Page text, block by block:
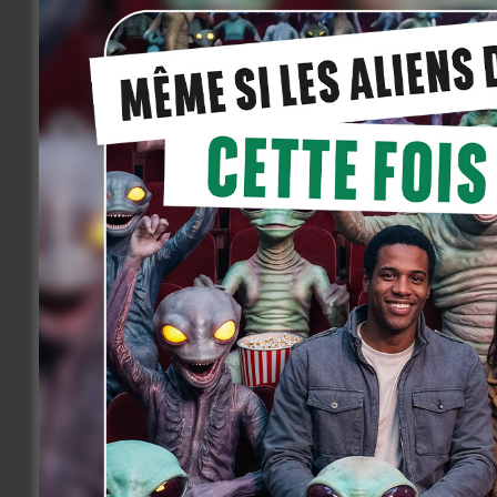
enchaîner les fêtes, cuites et nuits
leur arrivée. Mais, pour la jeune Tara,
des premières fois, il suscite aussi une
refuser chaque expérience qui se
Bande-annonce ici :